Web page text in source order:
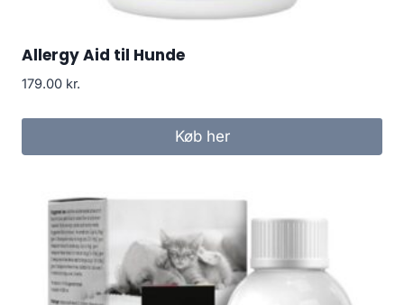
Allergy Aid til Hunde
179.00 kr.
Køb her